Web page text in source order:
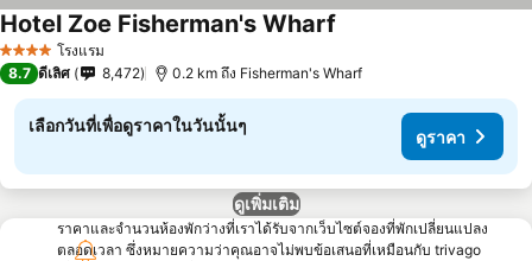
4 ดาว โรงแรม
Hotel Zoe Fisherman's Wharf
8.7 ดีเลิศ 8,472 0.2 km ถึง Fisherman's Wharf
เลือกวันที่เพื่อดูราคาในวันนั้นๆ
ดูราคา
ดูเพิ่มเติม
ราคาและจำนวนห้องพักว่างที่เราได้รับจากเว็บไซต์จองที่พักเปลี่ยนแปลง
ตลอดเวลา ซึ่งหมายความว่าคุณอาจไม่พบข้อเสนอที่เหมือนกับ trivago